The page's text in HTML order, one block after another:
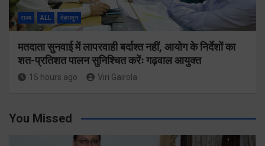
राज्य ALL देहरादून
मतदाता सुनवाई में लापरवाही बर्दाश्त नहीं, आयोग के निर्देशों का
शत-प्रतिशत पालन सुनिश्चित करेंः गढ़वाल आयुक्त
15 hours ago Viri Gairola
You Missed